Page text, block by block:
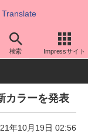
Translate
検索 Impressサイト
カラーを発表
年10月19日 02:56